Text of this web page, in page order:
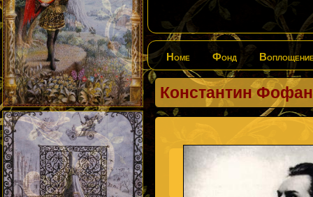
Home Фонд
Константин